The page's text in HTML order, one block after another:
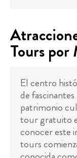
Tours por
El centro
de
patrimonio
tour gratuito
conocer este
tours